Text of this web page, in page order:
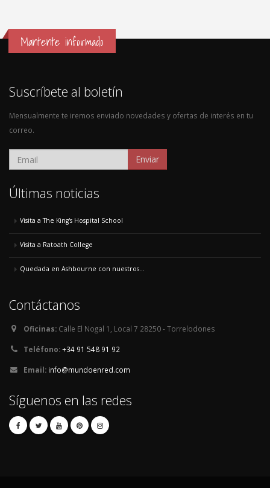
Mantente informado
Suscríbete al boletín
Mensualmente te iremos enviado novedades y ofertas de interés en tu
correo.
Enviar
Últimas noticias
Visita a The King's Hospital School
Visita a Ratoath College
Quedada en Ashbourne con nuestros...
Contáctanos
Oficinas: Calle El Nogal 1, Local 7 28250 - Torrelodones
Teléfono:+34 91 548 91 92
Email: info@mundoenred.com
Síguenos en las redes